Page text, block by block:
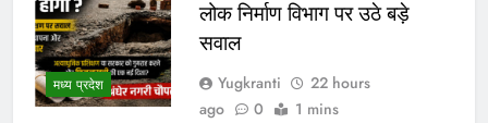
मध्य प्रदेश
लोक निर्माण विभाग पर उठे बड़े
सवाल
Yugkranti
22 hours
ago
0 1 mins